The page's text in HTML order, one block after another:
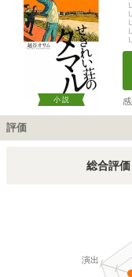
小説
評価
総合評価
演出